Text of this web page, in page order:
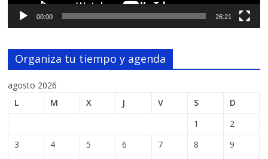
00:00 26:21
Organiza tu tiempo y agenda
agosto 2026
L
M X J V S
D
1
2
3
4 5 6 7 8 9